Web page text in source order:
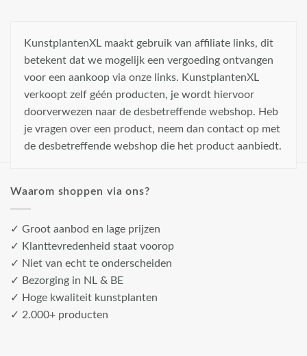
KunstplantenXL maakt gebruik van affiliate links, dit
betekent dat we mogelijk een vergoeding ontvangen
voor een aankoop via onze links. KunstplantenXL
verkoopt zelf géén producten, je wordt hiervoor
doorverwezen naar de desbetreffende webshop. Heb
je vragen over een product, neem dan contact op met
de desbetreffende webshop die het product aanbiedt.
Waarom shoppen via ons?
✓ Groot aanbod en lage prijzen
✓ Klanttevredenheid staat voorop
✓ Niet van echt te onderscheiden
✓ Bezorging in NL & BE
✓ Hoge kwaliteit kunstplanten
✓ 2.000+ producten